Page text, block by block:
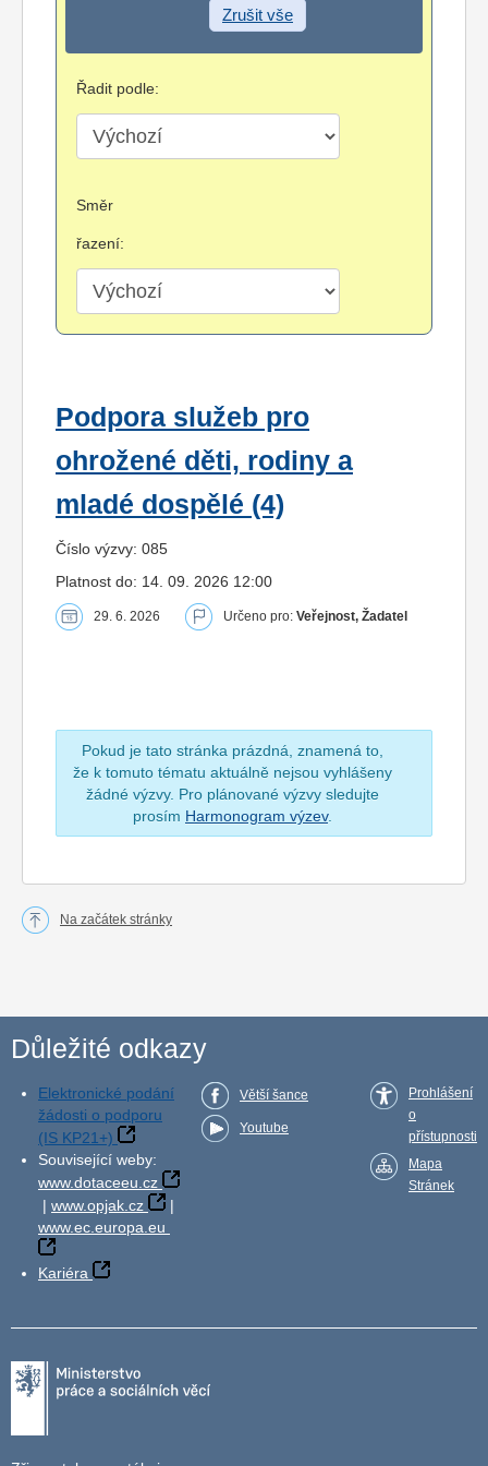
Zrušit vše
Řadit podle:
Směr
řazení:
Podpora služeb pro
ohrožené děti, rodiny a
mladé dospělé (4)
Číslo výzvy: 085
Platnost do: 14. 09. 2026 12:00
29. 6. 2026 Určeno pro: Veřejnost, Žadatel
Pokud je tato stránka prázdná, znamená to,
že k tomuto tématu aktuálně nejsou vyhlášeny
žádné výzvy. Pro plánované výzvy sledujte
prosím Harmonogram výzev.
Na začátek stránky
Důležité odkazy
Elektronické podání
žádosti o podporu
(IS KP21+)
Související weby:
www.dotaceeu.cz
| www.opjak.cz
|
www.ec.europa.eu
Kariéra
Větší šance
Youtube
Prohlášení
o
přístupnosti
Mapa
Stránek